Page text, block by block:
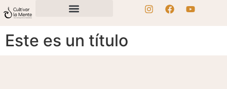
Este es un título